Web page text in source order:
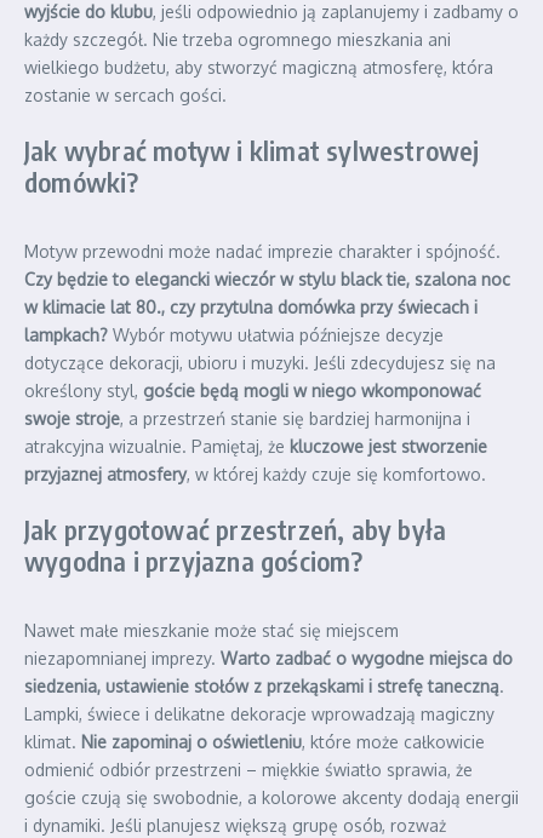
wyjście do klubu, jeśli odpowiednio ją zaplanujemy i zadbamy o
każdy szczegół. Nie trzeba ogromnego mieszkania ani
wielkiego budżetu, aby stworzyć magiczną atmosferę, która
zostanie w sercach gości.
Jak wybrać motyw i klimat sylwestrowej
domówki?
Motyw przewodni może nadać imprezie charakter i spójność.
Czy będzie to elegancki wieczór w stylu black tie, szalona noc
w klimacie lat 80., czy przytulna domówka przy świecach i
lampkach? Wybór motywu ułatwia późniejsze decyzje
dotyczące dekoracji, ubioru i muzyki. Jeśli zdecydujesz się na
określony styl, goście będą mogli w niego wkomponować
swoje stroje, a przestrzeń stanie się bardziej harmonijna i
atrakcyjna wizualnie. Pamiętaj, że kluczowe jest stworzenie
przyjaznej atmosfery, w której każdy czuje się komfortowo.
Jak przygotować przestrzeń, aby była
wygodna i przyjazna gościom?
Nawet małe mieszkanie może stać się miejscem
niezapomnianej imprezy. Warto zadbać o wygodne miejsca do
siedzenia, ustawienie stołów z przekąskami i strefę taneczną.
Lampki, świece i delikatne dekoracje wprowadzają magiczny
klimat. Nie zapominaj o oświetleniu, które może całkowicie
odmienić odbiór przestrzeni – miękkie światło sprawia, że
goście czują się swobodnie, a kolorowe akcenty dodają energii
i dynamiki. Jeśli planujesz większą grupę osób, rozważ